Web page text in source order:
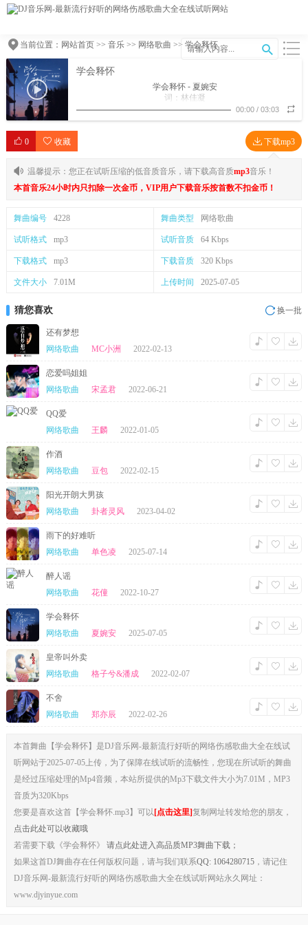
当前位置： 网站首页>> 音乐>> 网络歌曲 >> 学会释怀
学会释怀
学会释怀 - 夏婉安
词：林佳凝
曲：林佳凝
编曲：吕小毅
雨滴嗒落在窗台
悲伤是循环状态
想过深埋
全部都石沉大海
就连分开
我连挽留的话都没说出来
慢慢学会释怀
不求你别离开
总会有人陪我度过漫长的未来
洒脱一些总会等到有个人爱
一个人去看海
然后哭的像小孩
也会等到花开
也许还会发呆
慢慢学会释怀
不求你别离开
总会有人陪我度过漫长的未来
我受过的伤害
也会等到花开
00:00 /03:03
0 收藏 下载mp3
温馨提示：您正在试听压缩的低音质音乐，请下载高音质mp3音乐！
本首音乐24小时内只扣除一次金币，VIP用户下载音乐按首数不扣金币！
舞曲编号 4228 舞曲类型 网络歌曲
试听格式 mp3 试听音质 64 Kbps
下载格式 mp3 下载音质 320 Kbps
文件大小 7.01M 上传时间 2025-07-05
猜您喜欢 换一批
还有梦想
网络歌曲
MC小洲 2022-02-13
恋爱吗姐姐
网络歌曲
宋孟君 2022-06-21
QQ爱
网络歌曲
王麟 2022-01-05
作酒
网络歌曲
豆包 2022-02-15
阳光开朗大男孩
网络歌曲
卦者灵风 2023-04-02
雨下的好难听
网络歌曲
单色凌 2025-07-14
醉人谣
网络歌曲
花僮 2022-10-27
学会释怀
网络歌曲
夏婉安 2025-07-05
皇帝叫外卖
网络歌曲
格子兮&潘成 2022-02-07
不舍
网络歌曲
郑亦辰 2022-02-26
本首舞曲【学会释怀】是DJ音乐网-最新流行好听的网络伤感歌曲大全在线试
听网站于2025-07-05上传，为了保障在线试听的流畅性，您现在所试听的舞曲
是经过压缩处理的Mp4音频，本站所提供的Mp3下载文件大小为7.01M，MP3
音质为320Kbps
您要是喜欢这首【学会释怀.mp3】可以 [点击这里]复制网址转发给您的朋友，
点击此处可以收藏哦
若需要下载《学会释怀》 请点此处进入高品质MP3舞曲下载；
如果这首DJ舞曲存在任何版权问题，请与我们联系QQ: 1064280715，请记住
DJ音乐网-最新流行好听的网络伤感歌曲大全在线试听网站永久网址：
www.djyinyue.com